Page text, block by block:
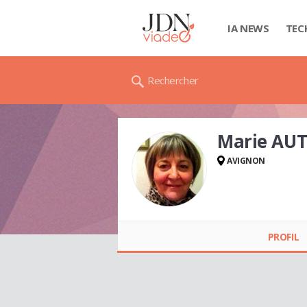
IA NEWS
Rechercher
Marie
AVIGNON
PROFIL